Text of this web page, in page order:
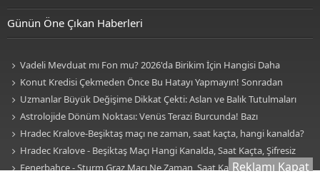
Günün Öne Çıkan Haberleri
Vadeli Mevduat mı Fon mu? 2026'da Birikim İçin Hangisi Daha
Avantajlı? Nelere Dikkat Edilmeli?
Konut Kredisi Çekmeden Önce Bu Hatayı Yapmayın! Sonradan
Pişman Olabilirsiniz
Uzmanlar Büyük Değişime Dikkat Çekti: Aslan ve Balık Tutulmaları
Neleri Değiştirecek?
Astrolojide Dönüm Noktası: Venüs Terazi Burcunda! Bazı
Sektörlerde Dengeler Değişecek...
Hradec Kralove-Beşiktaş maçı ne zaman, saat kaçta, hangi kanalda?
BJK Avrupa Ligi maçı şifresiz kanalda mı? Hradec Kralove-Beşiktaş maçı
şifresiz, HD canlı yayın
Hradec Kralove - Beşiktaş Maçı Hangi Kanalda, Saat Kaçta, Şifresiz
Mi? Avrupa Ligi 3. Ön Eleme Maçı Muhtemel 11'ler... Hradec Kralove-
Fenerbahçe - Sturm Graz Maçı Ne Zaman, Saat Kaçta, HangiReklamı Kapat